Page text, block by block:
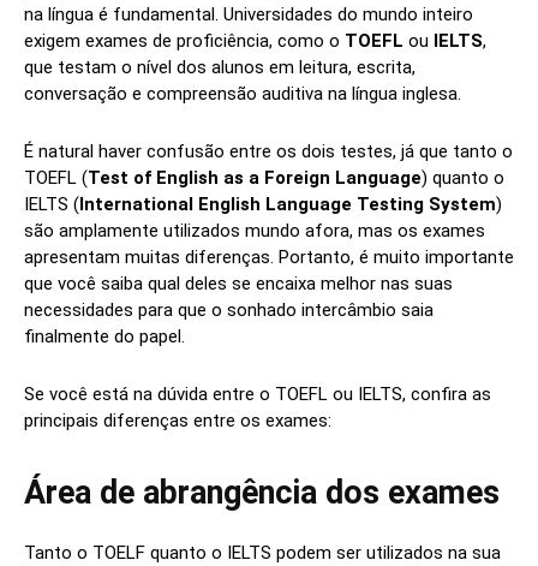
na língua é fundamental. Universidades do mundo inteiro
exigem exames de proficiência, como o TOEFL ou IELTS,
que testam o nível dos alunos em leitura, escrita,
conversação e compreensão auditiva na língua inglesa.
É natural haver confusão entre os dois testes, já que tanto o
TOEFL (Test of English as a Foreign Language) quanto o
IELTS (International English Language Testing System)
são amplamente utilizados mundo afora, mas os exames
apresentam muitas diferenças. Portanto, é muito importante
que você saiba qual deles se encaixa melhor nas suas
necessidades para que o sonhado intercâmbio saia
finalmente do papel.
Se você está na dúvida entre o TOEFL ou IELTS, confira as
principais diferenças entre os exames:
Área de abrangência dos exames
Tanto o TOELF quanto o IELTS podem ser utilizados na sua